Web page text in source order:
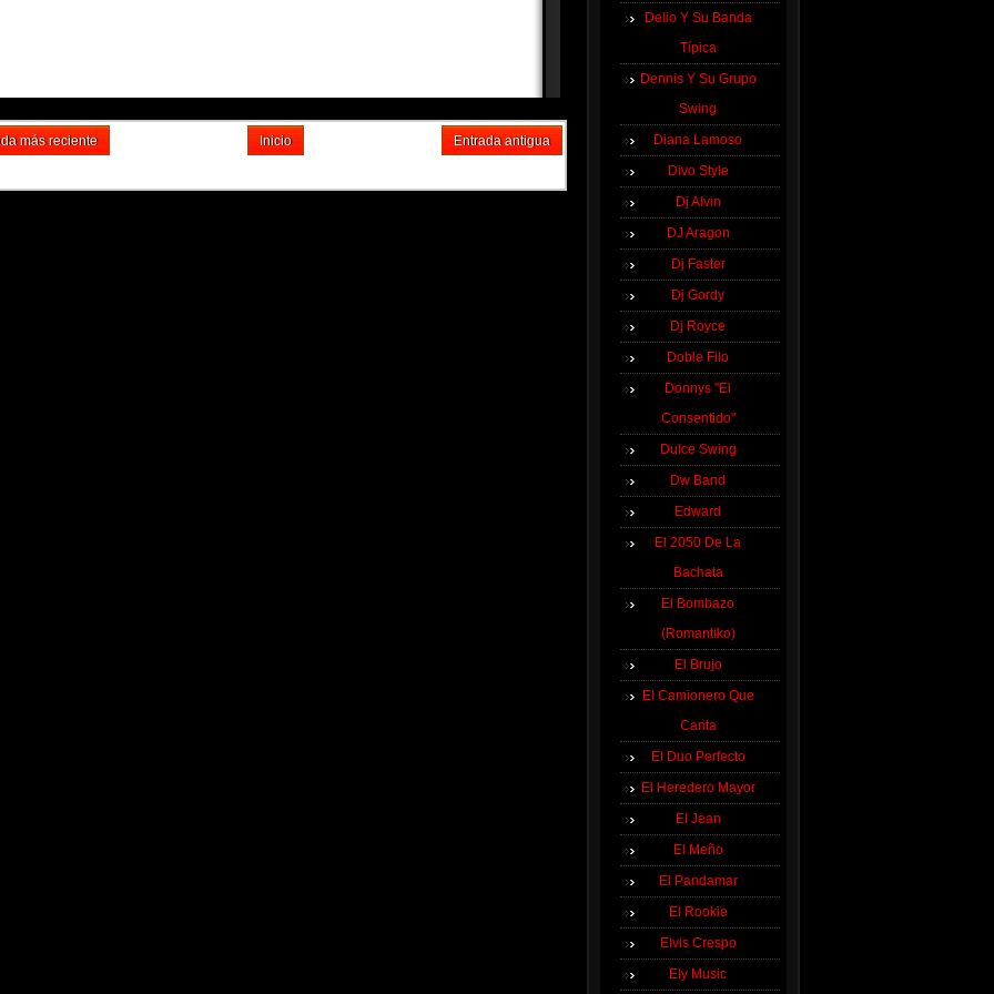
más reciente Entrada antigua
Inicio
Delio Y Su Banda
Típica
Dennis Y Su Grupo
Swing
Diana Lamoso
Divo Style
Dj Alvin
DJ Aragon
Dj Faster
Dj Gordy
Dj Royce
Doble Filo
Donnys ''El
Consentido''
Dulce Swing
Dw Band
Edward
El 2050 De La
Bachata
El Bombazo
(Romantiko)
El Brujo
El Camionero Que
Canta
El Duo Perfecto
El Heredero Mayor
El Jean
El Meño
El Pandamar
El Rookie
Elvis Crespo
Ely Music